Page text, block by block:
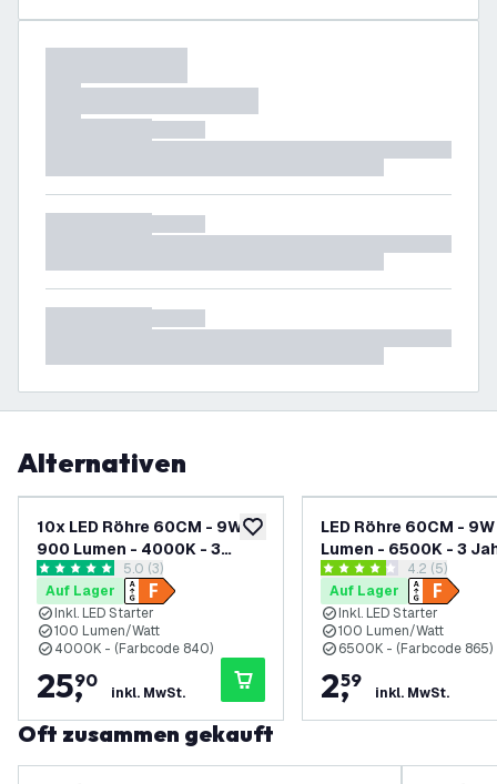
Alternativen
zur Wunschliste hinzufügen
10x LED Röhre 60CM - 9W -
900 Lumen - 4000K - 3
Jahre GarantieBewertungsbereich öffnen
5 Bewertungssterne
5.0 (3)
Auf Lager
Inkl. LED Starter
100 Lumen/Watt
4000K - (Farbcode 840)
25,
90
inkl. MwSt.
LED Röhre 60CM -
Lumen - 6500K - 3
Garantie
4.2 Bewertungssterne
4.2 (5)
Auf Lager
Inkl. LED Starter
100 Lumen/Watt
6500K - (Farbcode 865)
2,
59
inkl. MwSt.
Oft zusammen gekauft